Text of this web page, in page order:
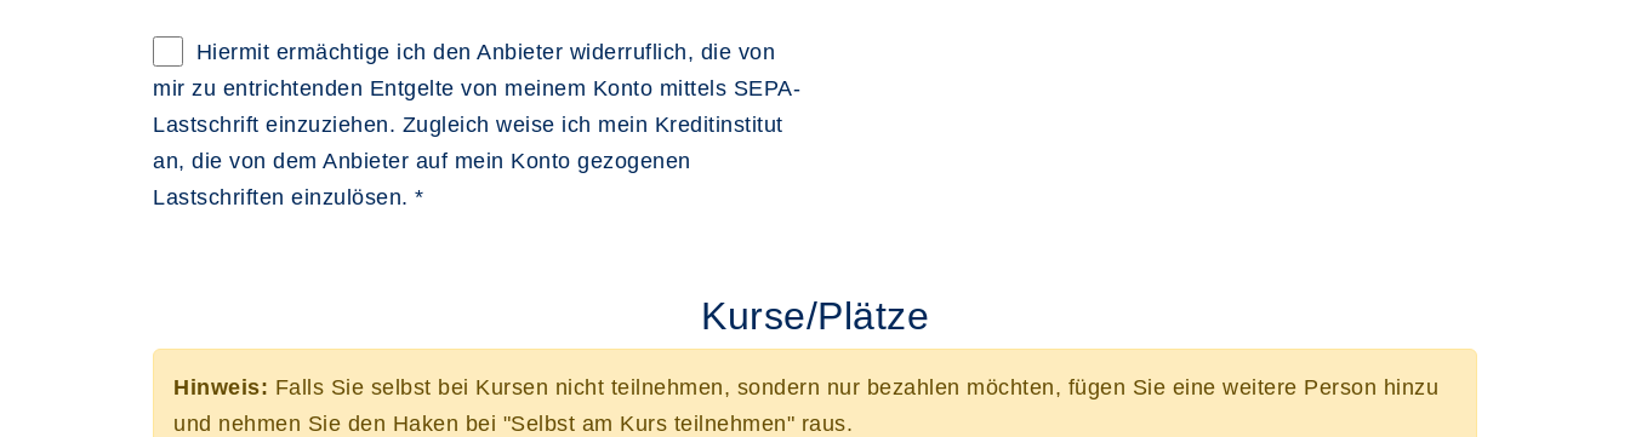
Hiermit ermächtige ich den Anbieter widerruflich, die von
mir zu entrichtenden Entgelte von meinem Konto mittels SEPA-
Lastschrift einzuziehen. Zugleich weise ich mein Kreditinstitut
an, die von dem Anbieter auf mein Konto gezogenen
Lastschriften einzulösen. *
Kurse/Plätze
Hinweis: Falls Sie selbst bei Kursen nicht teilnehmen, sondern nur bezahlen möchten, fügen Sie eine weitere Person hinzu
und nehmen Sie den Haken bei "Selbst am Kurs teilnehmen" raus.